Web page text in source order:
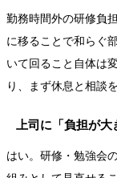
勤務時間外の研修負
に移ることで和らぐ
いて回ること自体は
り、まず休息と相談
上司に「負担が
はい。研修・勉強会